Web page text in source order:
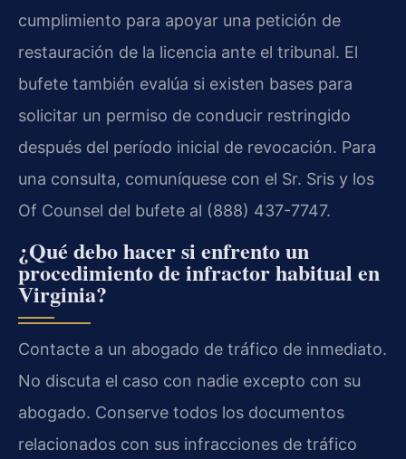
cumplimiento para apoyar una petición de
restauración de la licencia ante el tribunal. El
bufete también evalúa si existen bases para
solicitar un permiso de conducir restringido
después del período inicial de revocación. Para
una consulta, comuníquese con el Sr. Sris y los
Of Counsel del bufete al (888) 437-7747.
¿Qué debo hacer si enfrento un
procedimiento de infractor habitual en
Virginia?
Contacte a un abogado de tráfico de inmediato.
No discuta el caso con nadie excepto con su
abogado. Conserve todos los documentos
relacionados con sus infracciones de tráfico